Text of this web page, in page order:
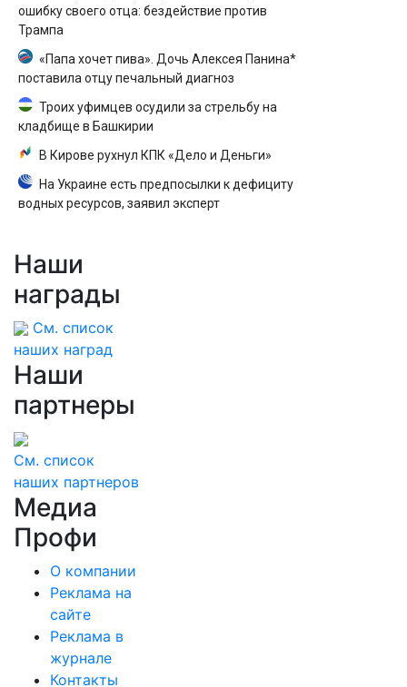
ошибку своего отца: бездействие против
Трампа
«Папа хочет пива». Дочь Алексея Панина*
поставила отцу печальный диагноз
Троих уфимцев осудили за стрельбу на
кладбище в Башкирии
В Кирове рухнул КПК «Дело и Деньги»
На Украине есть предпосылки к дефициту
водных ресурсов, заявил эксперт
Наши
награды
См. список
наших наград
Наши
партнеры
См. список
наших партнеров
Медиа
Профи
О компании
Реклама на
сайте
Реклама в
журнале
Контакты